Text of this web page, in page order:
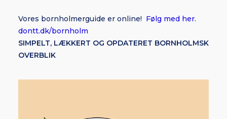
Vores bornholmerguide er online! Følg med her.
dontt.dk/bornholm
SIMPELT, LÆKKERT OG OPDATERET BORNHOLMSK
OVERBLIK